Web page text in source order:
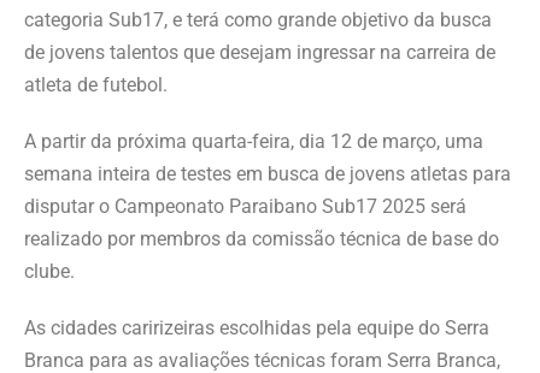
categoria Sub17, e terá como grande objetivo da busca
de jovens talentos que desejam ingressar na carreira de
atleta de futebol.
A partir da próxima quarta-feira, dia 12 de março, uma
semana inteira de testes em busca de jovens atletas para
disputar o Campeonato Paraibano Sub17 2025 será
realizado por membros da comissão técnica de base do
clube.
As cidades caririzeiras escolhidas pela equipe do Serra
Branca para as avaliações técnicas foram Serra Branca,